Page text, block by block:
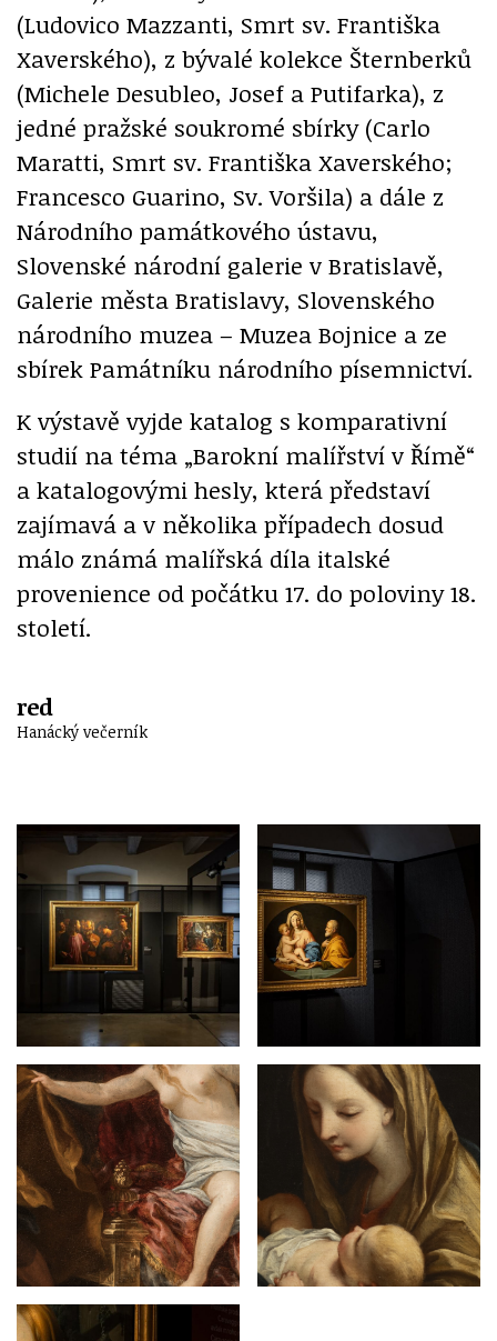
(Ludovico Mazzanti, Smrt sv. Františka
Xaverského), z bývalé kolekce Šternberků
(Michele Desubleo, Josef a Putifarka), z
jedné pražské soukromé sbírky (Carlo
Maratti, Smrt sv. Františka Xaverského;
Francesco Guarino, Sv. Voršila) a dále z
Národního památkového ústavu,
Slovenské národní galerie v Bratislavě,
Galerie města Bratislavy, Slovenského
národního muzea – Muzea Bojnice a ze
sbírek Památníku národního písemnictví.
K výstavě vyjde katalog s komparativní
studií na téma „Barokní malířství v Římě“
a katalogovými hesly, která představí
zajímavá a v několika případech dosud
málo známá malířská díla italské
provenience od počátku 17. do poloviny 18.
století.
red
Hanácký večerník